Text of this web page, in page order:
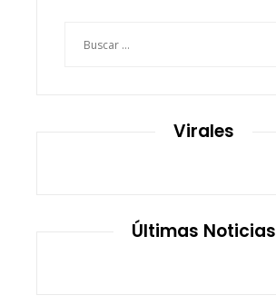
Virales
Últimas Noticias